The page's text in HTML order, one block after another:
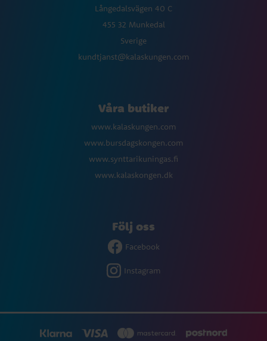
Långedalsvägen 40 C
455 32 Munkedal
Sverige
kundtjanst@kalaskungen.com
Våra butiker
www.kalaskungen.com
www.bursdagskongen.com
www.synttarikuningas.fi
www.kalaskongen.dk
Följ oss
Facebook
Instagram